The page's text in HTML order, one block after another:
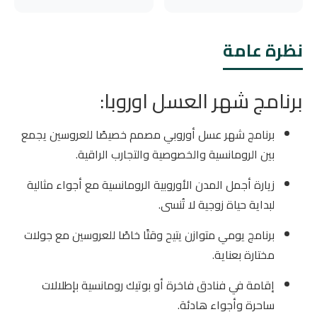
نظرة عامة
برنامج شهر العسل اوروبا:
برنامج شهر عسل أوروبي مصمم خصيصًا للعروسين يجمع
بين الرومانسية والخصوصية والتجارب الراقية.
زيارة أجمل المدن الأوروبية الرومانسية مع أجواء مثالية
لبداية حياة زوجية لا تُنسى.
برنامج يومي متوازن يتيح وقتًا خاصًا للعروسين مع جولات
مختارة بعناية.
إقامة في فنادق فاخرة أو بوتيك رومانسية بإطلالات
ساحرة وأجواء هادئة.